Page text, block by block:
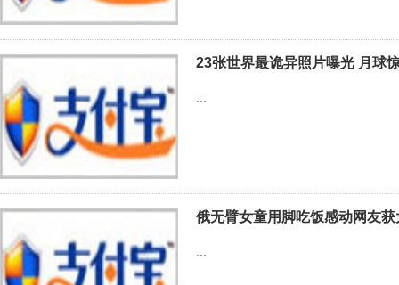
23张世界最诡异照片曝光 月球
俄无臂女童用脚吃饭感动网友获